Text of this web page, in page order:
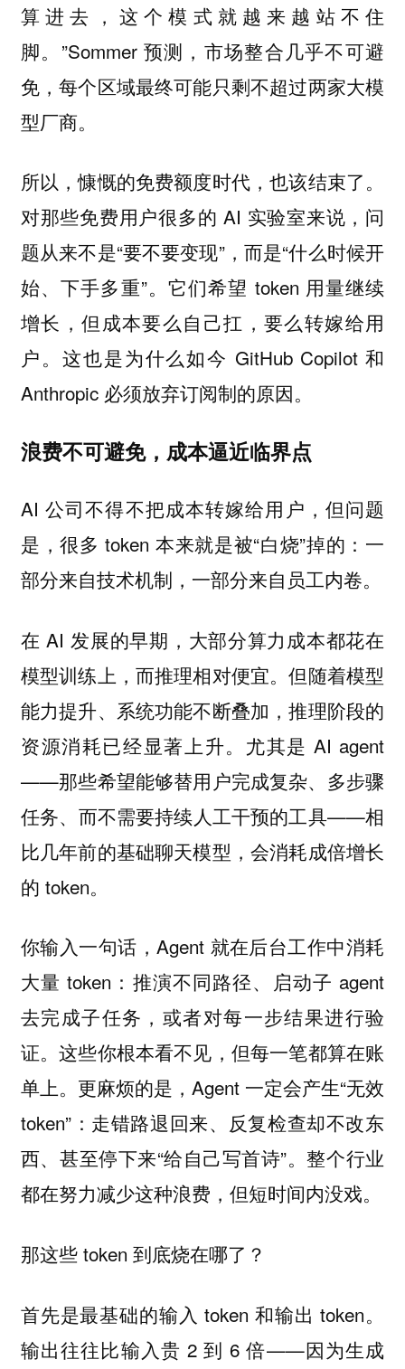
算进去，这个模式就越来越站不住
脚。”Sommer 预测，市场整合几乎不可避
免，每个区域最终可能只剩不超过两家大模
型厂商。
所以，慷慨的免费额度时代，也该结束了。
对那些免费用户很多的 AI 实验室来说，问
题从来不是“要不要变现”，而是“什么时候开
始、下手多重”。它们希望 token 用量继续
增长，但成本要么自己扛，要么转嫁给用
户。这也是为什么如今 GitHub Copilot 和
Anthropic 必须放弃订阅制的原因。
浪费不可避免，成本逼近临界点
AI 公司不得不把成本转嫁给用户，但问题
是，很多 token 本来就是被“白烧”掉的：一
部分来自技术机制，一部分来自员工内卷。
在 AI 发展的早期，大部分算力成本都花在
模型训练上，而推理相对便宜。但随着模型
能力提升、系统功能不断叠加，推理阶段的
资源消耗已经显著上升。尤其是 AI agent
——那些希望能够替用户完成复杂、多步骤
任务、而不需要持续人工干预的工具——相
比几年前的基础聊天模型，会消耗成倍增长
的 token。
你输入一句话，Agent 就在后台工作中消耗
大量 token：推演不同路径、启动子 agent
去完成子任务，或者对每一步结果进行验
证。这些你根本看不见，但每一笔都算在账
单上。更麻烦的是，Agent 一定会产生“无效
token”：走错路退回来、反复检查却不改东
西、甚至停下来“给自己写首诗”。整个行业
都在努力减少这种浪费，但短时间内没戏。
那这些 token 到底烧在哪了？
首先是最基础的输入 token 和输出 token。
输出往往比输入贵 2 到 6 倍——因为生成